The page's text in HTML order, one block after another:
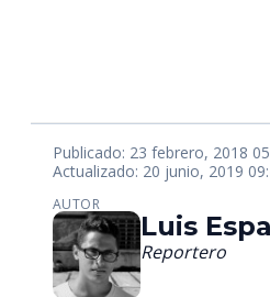
Publicado: 23 febrero, 2018
Actualizado: 20 junio, 2019
AUTOR
Luis
Reportero